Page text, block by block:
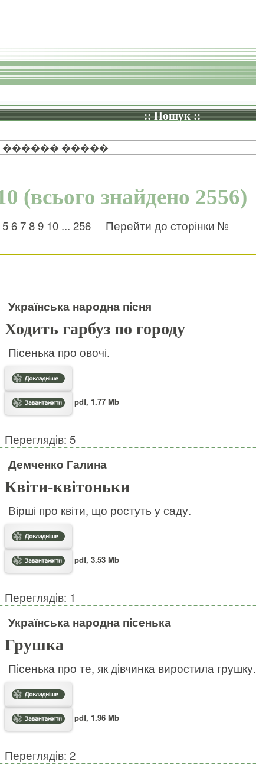
:: Пошук ::
������ �����
(всього знайдено 2556)
5 6 7 8 9 10... 256 Перейти до сторінки №
Українська народна пісня
Ходить гарбуз по городу
Пісенька про овочі.
pdf, 1.77 Mb
Переглядів: 5
Демченко Галина
Квіти-квітоньки
Вірші про квіти, що ростуть у саду.
pdf, 3.53 Mb
Переглядів: 1
Українська народна пісенька
Грушка
Пісенька про те, як дівчинка виростила грушку.
pdf, 1.96 Mb
Переглядів: 2